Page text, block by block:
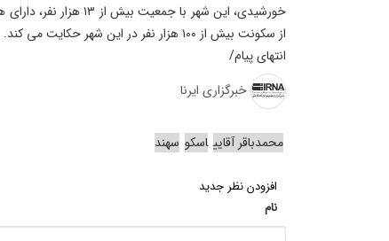
خورشیدی، این شهر با
از سکونت بیش از ۱۰۰ هزار نفر در این شهر حکایت می کند.
انتهای پیام/
خبرگزاری ایرنا
محمدباقر آقایی اسکو سهند
افزودن نظر جدید
نام